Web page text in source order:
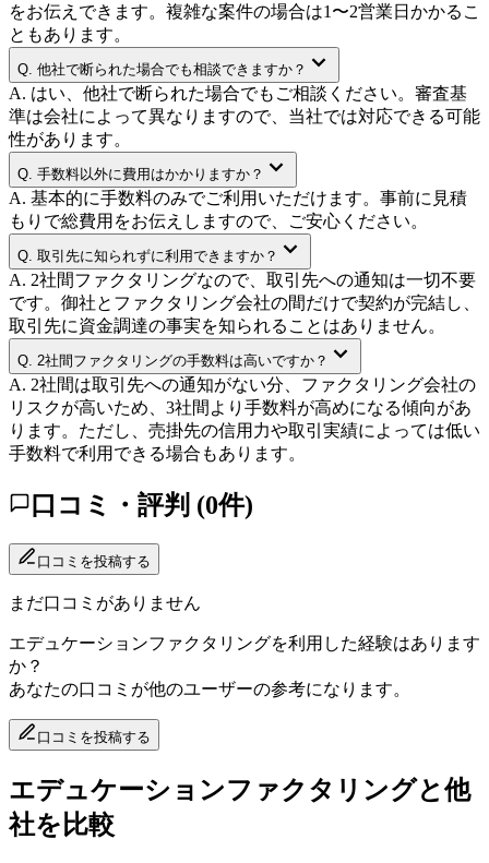
をお伝えできます。複雑な案件の場合は1〜2営業日かかるこ
ともあります。
Q. 他社で断られた場合でも相談できますか？
A. はい、他社で断られた場合でもご相談ください。審査基
準は会社によって異なりますので、当社では対応できる可能
性があります。
Q. 手数料以外に費用はかかりますか？
A. 基本的に手数料のみでご利用いただけます。事前に見積
もりで総費用をお伝えしますので、ご安心ください。
Q. 取引先に知られずに利用できますか？
A. 2社間ファクタリングなので、取引先への通知は一切不要
です。御社とファクタリング会社の間だけで契約が完結し、
取引先に資金調達の事実を知られることはありません。
Q. 2社間ファクタリングの手数料は高いですか？
A. 2社間は取引先への通知がない分、ファクタリング会社の
リスクが高いため、3社間より手数料が高めになる傾向があ
ります。ただし、売掛先の信用力や取引実績によっては低い
手数料で利用できる場合もあります。
口コミ・評判 (0件)
口コミを投稿する
まだ口コミがありません
エデュケーションファクタリングを利用した経験はあります
か？
あなたの口コミが他のユーザーの参考になります。
口コミを投稿する
エデュケーションファクタリングと他
社を比較